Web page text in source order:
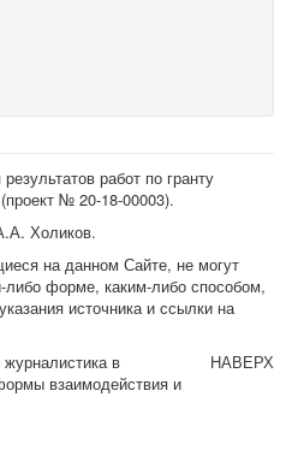
работ по гранту
№ 20-18-00003).
Холиков.
на данном Сайте, не могут
либо форме, каким-либо способом,
источника и ссылки на
НАВЕРХ
в
взаимодействия и